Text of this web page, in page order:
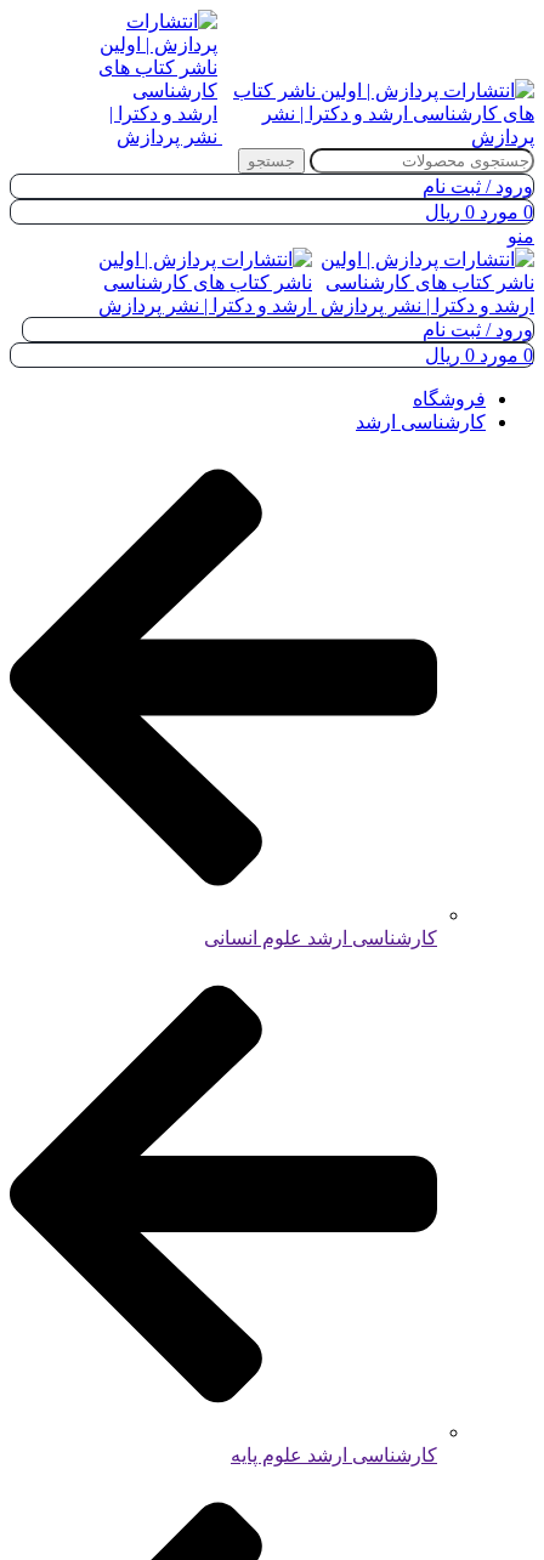
جستجو
ورود / ثبت نام
0 مورد 0 ریال
منو
ورود / ثبت نام
0 مورد 0 ریال
فروشگاه
کارشناسی ارشد
کارشناسی ارشد علوم انسانی
کارشناسی ارشد علوم پایه